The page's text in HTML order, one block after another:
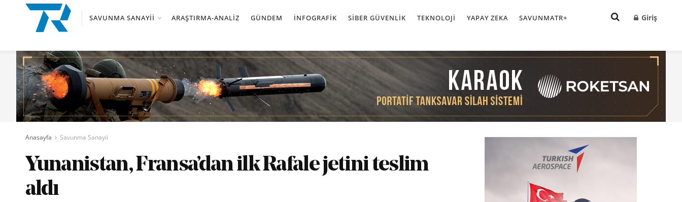
SAVUNMA SANAYII ARAŞTIRMA-ANALIZ GÜNDEM İNFOGRAFIK SIBER GÜVENLIK TEKNOLOJI YAPAY ZEKA SAVUNMATR+ Giriş
Anasayfa Savunma Sanayii
Yunanistan, Fransa’dan ilk Rafale jetini teslim
aldı